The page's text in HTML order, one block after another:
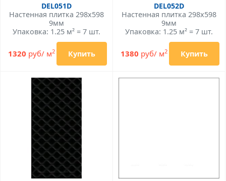
DEL051D
Настенная плитка 298x598
9мм
Упаковка: 1.25 м² = 7 шт.
1320 руб/ м2 Купить
DEL052D
Настенная плитка 298x598
9мм
Упаковка: 1.25 м² = 7 шт.
1380 руб/ м2 Купить